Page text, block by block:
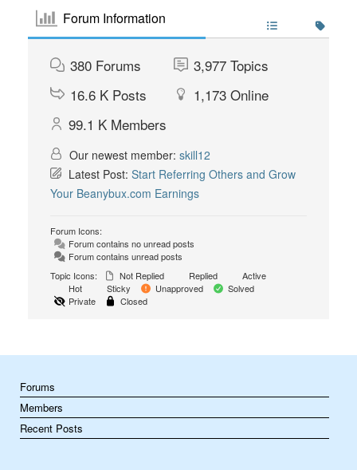
Forum Information
380 Forums 3,977 Topics
16.6 K Posts 1,173 Online
99.1 K Members
Our newest member: skill12
Latest Post: Start Referring Others and Grow
Your Beanybux.com Earnings
Forum Icons:
Forum contains no unread posts
Forum contains unread posts
Topic Icons:
Not Replied Replied
Active
Hot
Sticky Unapproved
Solved
Private
Closed
Forums
Members
Recent Posts